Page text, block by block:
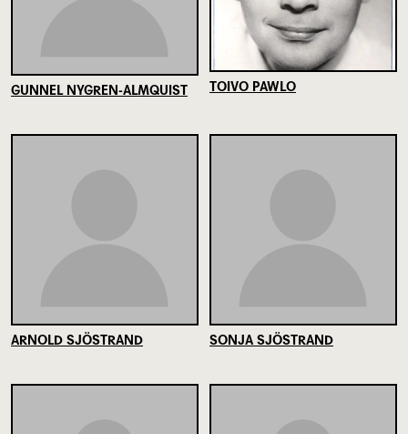
GUNNEL NYGREN-ALMQUIST TOIVO PAWLO
ARNOLD SJÖSTRAND SONJA SJÖSTRAND